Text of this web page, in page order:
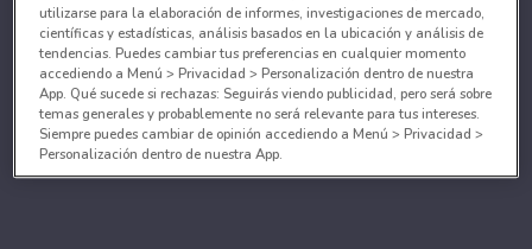
utilizarse para la elaboración de informes, investigaciones de mercado,
científicas y estadísticas, análisis basados en la ubicación y análisis de
tendencias. Puedes cambiar tus preferencias en cualquier momento
accediendo a Menú > Privacidad > Personalización dentro de nuestra
App. Qué sucede si rechazas: Seguirás viendo publicidad, pero será sobre
temas generales y probablemente no será relevante para tus intereses.
Siempre puedes cambiar de opinión accediendo a Menú > Privacidad >
Personalización dentro de nuestra App.